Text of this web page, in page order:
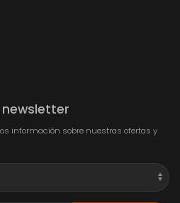
información sobre nuestras ofertas y